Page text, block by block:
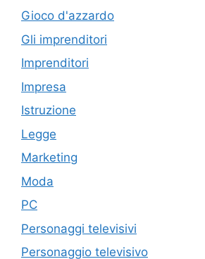
Gioco d'azzardo
Gli imprenditori
Imprenditori
Impresa
Istruzione
Legge
Marketing
Moda
PC
Personaggi televisivi
Personaggio televisivo